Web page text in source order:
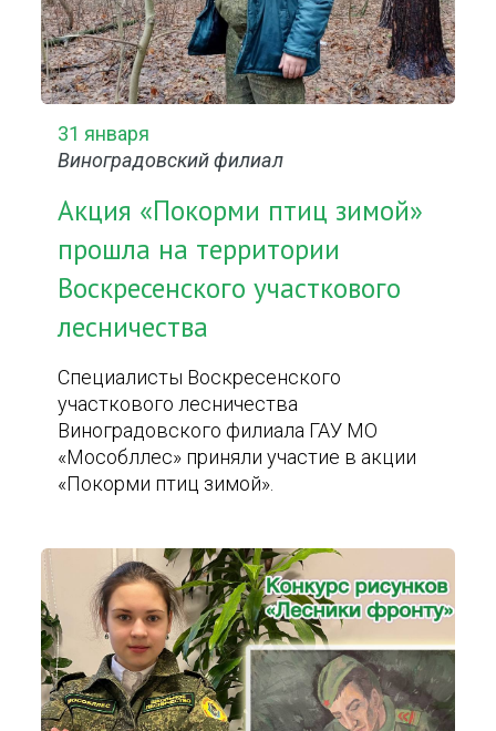
31 января
Виноградовский филиал
Акция «Покорми птиц зимой»
прошла на территории
Воскресенского участкового
лесничества
Специалисты Воскресенского
участкового лесничества
Виноградовского филиала ГАУ МО
«Мособллес» приняли участие в акции
«Покорми птиц зимой».